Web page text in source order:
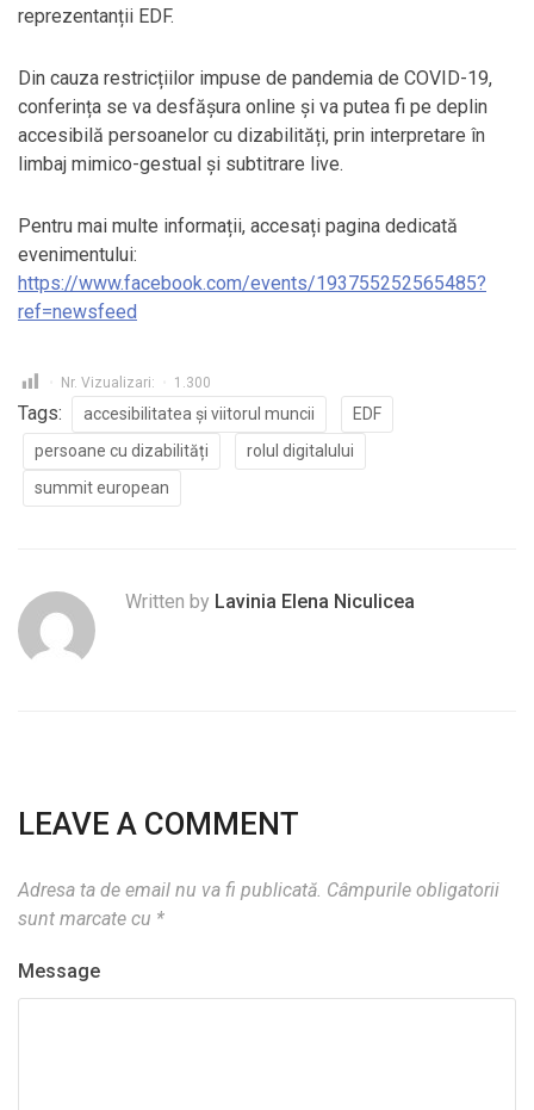
reprezentanții EDF.
Din cauza restricțiilor impuse de pandemia de COVID-19,
conferința se va desfășura online și va putea fi pe deplin
accesibilă persoanelor cu dizabilități, prin interpretare în
limbaj mimico-gestual și subtitrare live.
Pentru mai multe informații, accesați pagina dedicată
evenimentului:
https://www.facebook.com/events/193755252565485?
ref=newsfeed
Nr. Vizualizari: 1.300
Tags: accesibilitatea și viitorul muncii
EDF
persoane cu dizabilități
rolul digitalului
summit european
Written by Lavinia Elena Niculicea
LEAVE A COMMENT
Adresa ta de email nu va fi publicată. Câmpurile obligatorii
sunt marcate cu *
Message